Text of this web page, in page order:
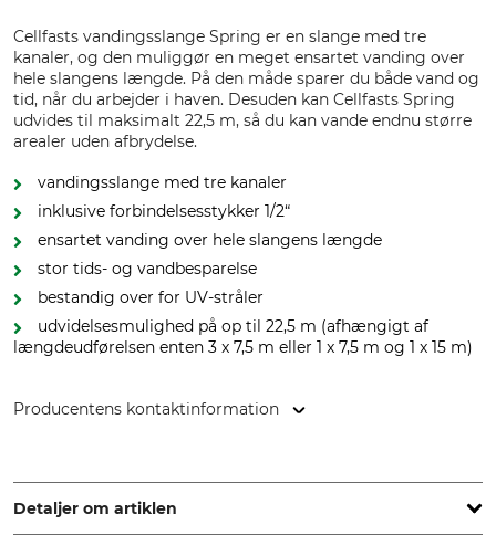
Cellfasts vandingsslange Spring er en slange med tre
kanaler, og den muliggør en meget ensartet vanding over
hele slangens længde. På den måde sparer du både vand og
tid, når du arbejder i haven. Desuden kan Cellfasts Spring
udvides til maksimalt 22,5 m, så du kan vande endnu større
arealer uden afbrydelse.
vandingsslange med tre kanaler
inklusive forbindelsesstykker 1/2“
ensartet vanding over hele slangens længde
stor tids- og vandbesparelse
bestandig over for UV-stråler
udvidelsesmulighed på op til 22,5 m (afhængigt af
længdeudførelsen enten 3 x 7,5 m eller 1 x 7,5 m og 1 x 15 m)
Producentens kontaktinformation
Poland, www.cellfast.de
Detaljer om artiklen